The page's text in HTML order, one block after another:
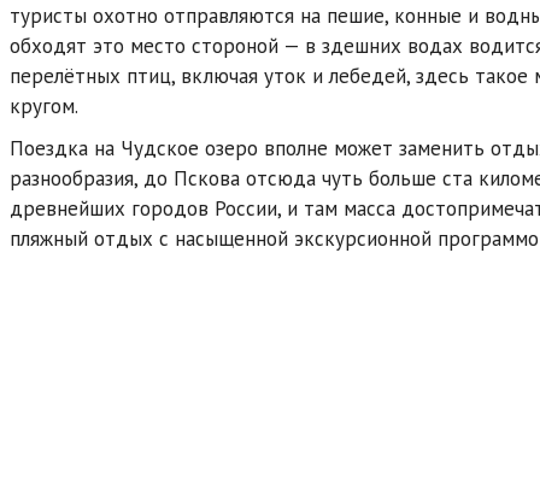
туристы охотно отправляются на пешие, конные и
обходят это место стороной — в здешних водах
перелётных птиц, включая уток и лебедей, здесь такое
кругом.
Поездка на Чудское озеро вполне может заменить
разнообразия, до Пскова отсюда чуть больше ста
древнейших городов России, и там масса
пляжный отдых с насыщенной экскурсионной